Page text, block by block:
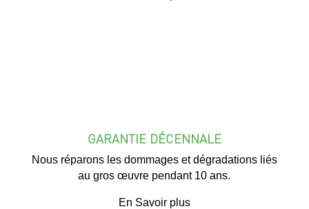
GARANTIE DÉCENNALE
Nous réparons les dommages et dégradations liés
au gros œuvre pendant 10 ans.
En Savoir plus